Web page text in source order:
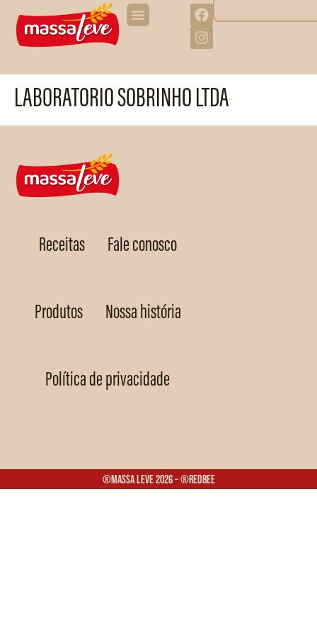
LABORATORIO SOBRINHO LTDA
Receitas Fale conosco
Produtos Nossa história
Política de privacidade
®Massa Leve 2026 – ®Redbee